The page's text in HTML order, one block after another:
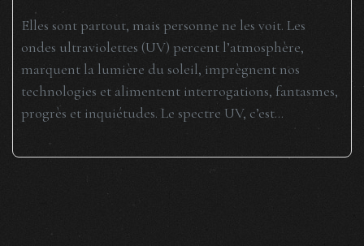
Elles sont partout, mais personne ne les voit. Les
ondes ultraviolettes (UV) percent l’atmosphère,
marquent la lumière du soleil, imprègnent nos
technologies et alimentent interrogations, fantasmes,
progrès et inquiétudes. Le spectre UV, c’est...